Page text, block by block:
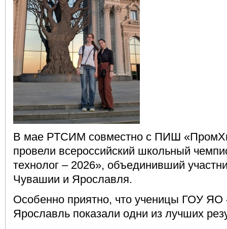
В мае РТСИМ совместно с ПИШ
провели всероссийский школьный
технолог – 2026», объединивший
Чувашии и Ярославля.
Особенно приятно, что ученицы ГОУ
Ярославль показали одни из лучших